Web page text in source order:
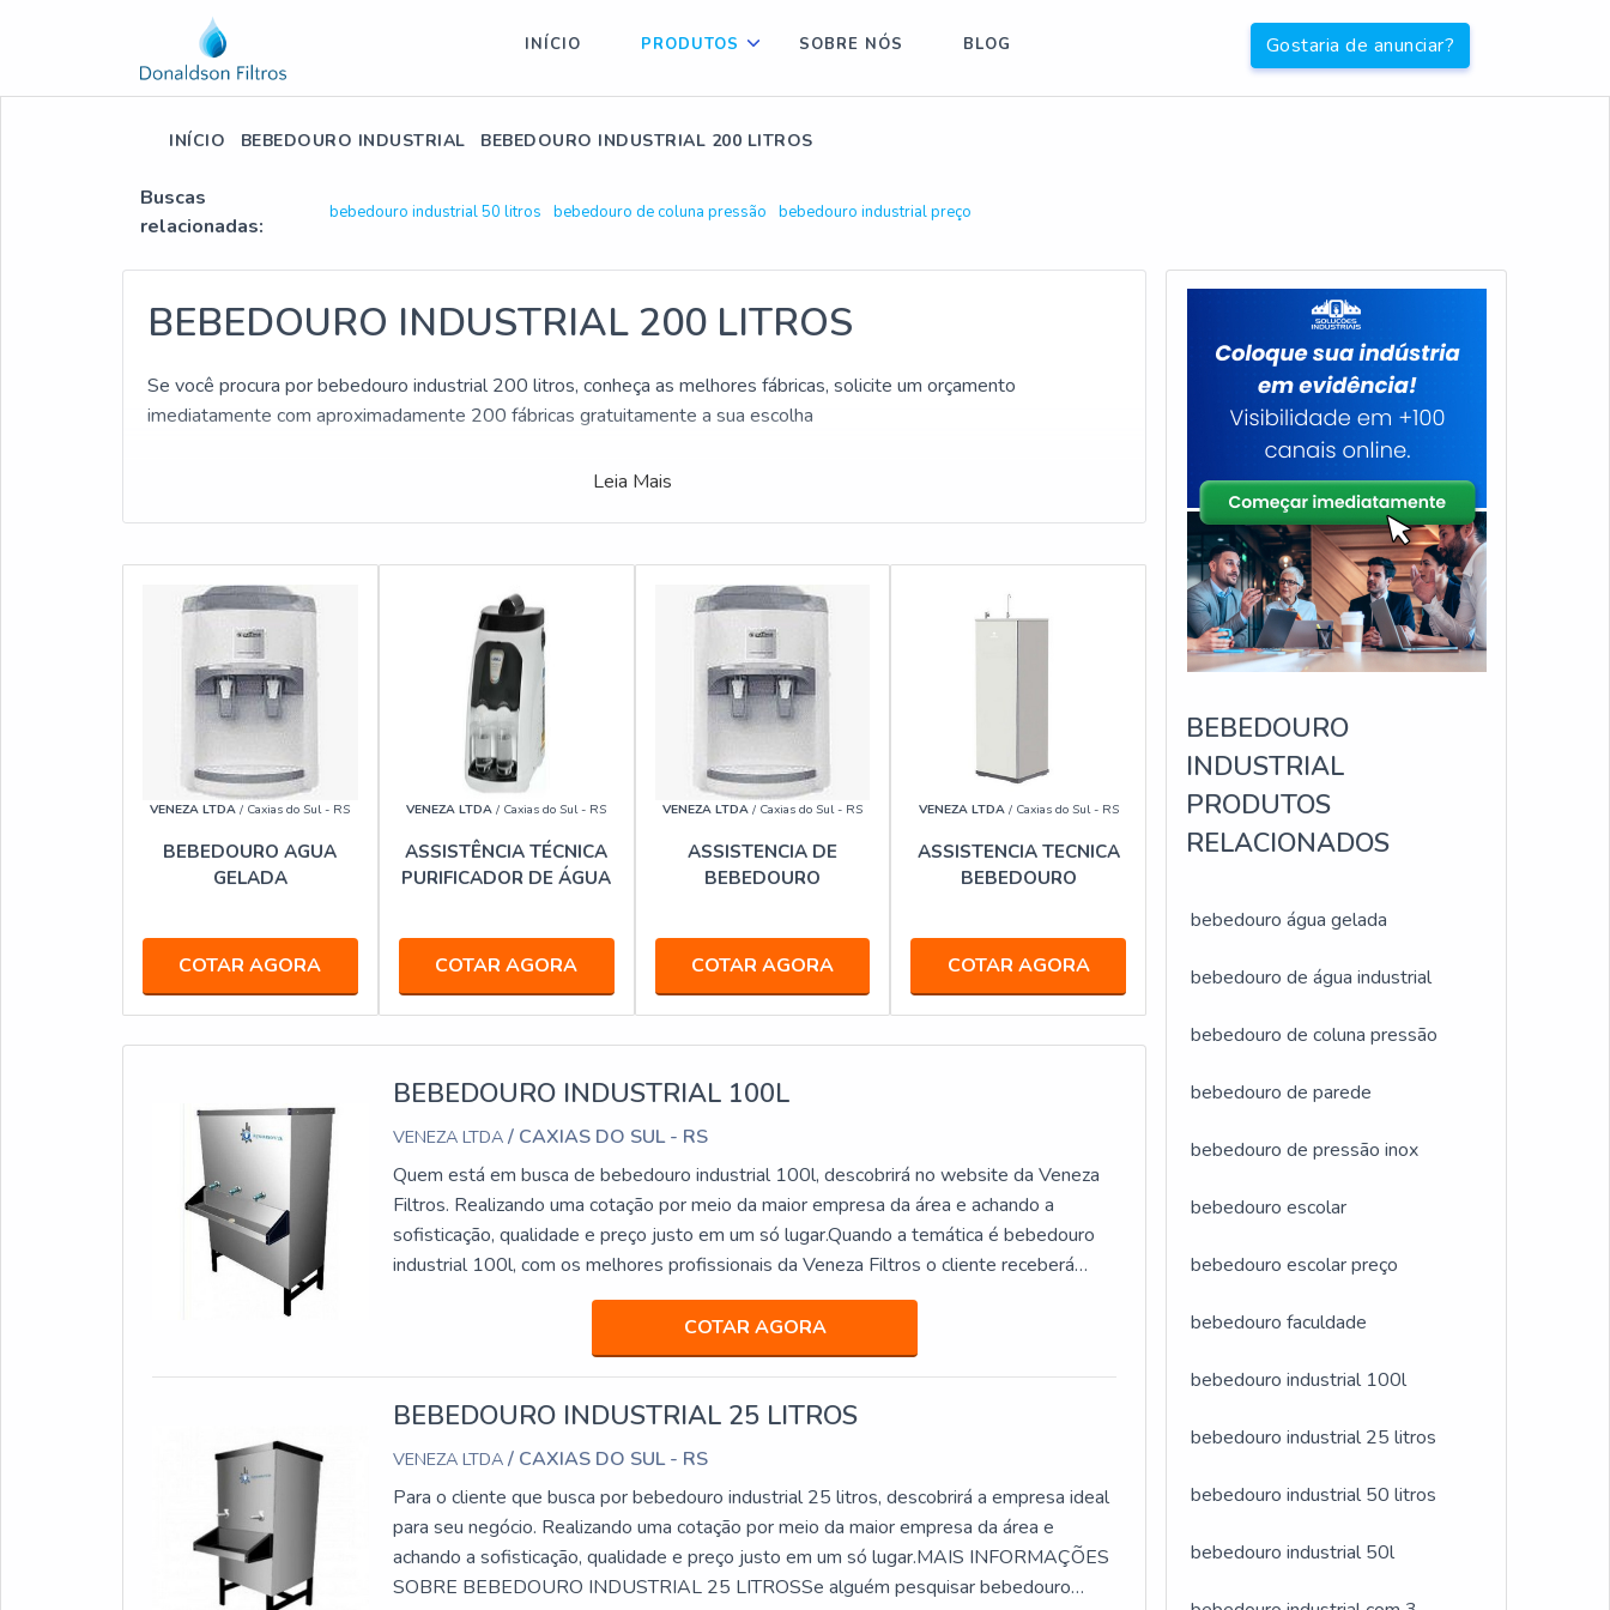
Gostaria de anunciar?
INÍCIO PRODUTOS SOBRE NÓS BLOG
INÍCIO BEBEDOURO INDUSTRIAL BEBEDOURO INDUSTRIAL 200 LITROS
Buscas
relacionadas:
bebedouro industrial 50 litros bebedouro de coluna pressão bebedouro industrial preço
BEBEDOURO INDUSTRIAL 200 LITROS
Se você procura por bebedouro industrial 200 litros, conheça as melhores fábricas, solicite um orçamento
imediatamente com aproximadamente 200 fábricas gratuitamente a sua escolha
Leia Mais
VENEZA LTDA / Caxias do Sul - RS
BEBEDOURO AGUA
GELADA
COTAR AGORA
VENEZA LTDA / Caxias do Sul - RS
ASSISTÊNCIA TÉCNICA
PURIFICADOR DE ÁGUA
COTAR AGORA
VENEZA LTDA/ Caxias do Sul - RS
ASSISTENCIA DE
BEBEDOURO
COTAR AGORA
VENEZA LTDA/ Caxias do Sul - RS
ASSISTENCIA TECNICA
BEBEDOURO
COTAR AGORA
BEBEDOURO INDUSTRIAL 100L
VENEZA LTDA/ CAXIAS DO SUL - RS
Quem está em busca de bebedouro industrial 100l, descobrirá no website da Veneza
Filtros. Realizando uma cotação por meio da maior empresa da área e achando a
sofisticação, qualidade e preço justo em um só lugar.Quando a temática é bebedouro
industrial 100l, com os melhores profissionais da Veneza Filtros o cliente receberá
precisão com pagamento acessível.UM POUCO MAIS SOBRE BEBEDOURO
INDUSTRIAL 100LA Veneza Filtros canaliza sua energia em produzir um estrutura
para os parceiros com escritório de alta qualidade onde são realizadas as atividades e
equipamentos de última geração, tudo para garantir um bebedouro industrial 100l com
ótima qualidade.Há muitas maneiras eficientes de demonstrar competência e
excelência em sua área de atuação. A Veneza Filtros se mostra referência por ter:
Soluções para quem busca a melhor qualidade para a sua água; Comprometimento com
os resultados dos clientes; Atendimento de forma personalizada para cada cliente.Não
obstante, quando falamos em bebedouro industrial 100l, mais do que visar apenas
lucratividade, deve oferecer produtos e serviços que tenham ótima qualidade e
assertividade, detalhes primordiais que são deixados de lado por muitas empresas que
COTAR AGORA
BEBEDOURO INDUSTRIAL 25 LITROS
VENEZA LTDA/ CAXIAS DO SUL - RS
Para o cliente que busca por bebedouro industrial 25 litros, descobrirá a empresa ideal
para seu negócio. Realizando uma cotação por meio da maior empresa da área e
achando a sofisticação, qualidade e preço justo em um só lugar.MAIS INFORMAÇÕES
SOBRE BEBEDOURO INDUSTRIAL 25 LITROSSe alguém pesquisar bebedouro
BEBEDOURO
INDUSTRIAL
PRODUTOS
RELACIONADOS
bebedouro água gelada
bebedouro de água industrial
bebedouro de coluna pressão
bebedouro de parede
bebedouro de pressão inox
bebedouro escolar
bebedouro escolar preço
bebedouro faculdade
bebedouro industrial 100l
bebedouro industrial 25 litros
bebedouro industrial 50 litros
bebedouro industrial 50l